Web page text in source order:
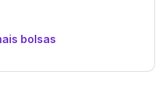
bolsas